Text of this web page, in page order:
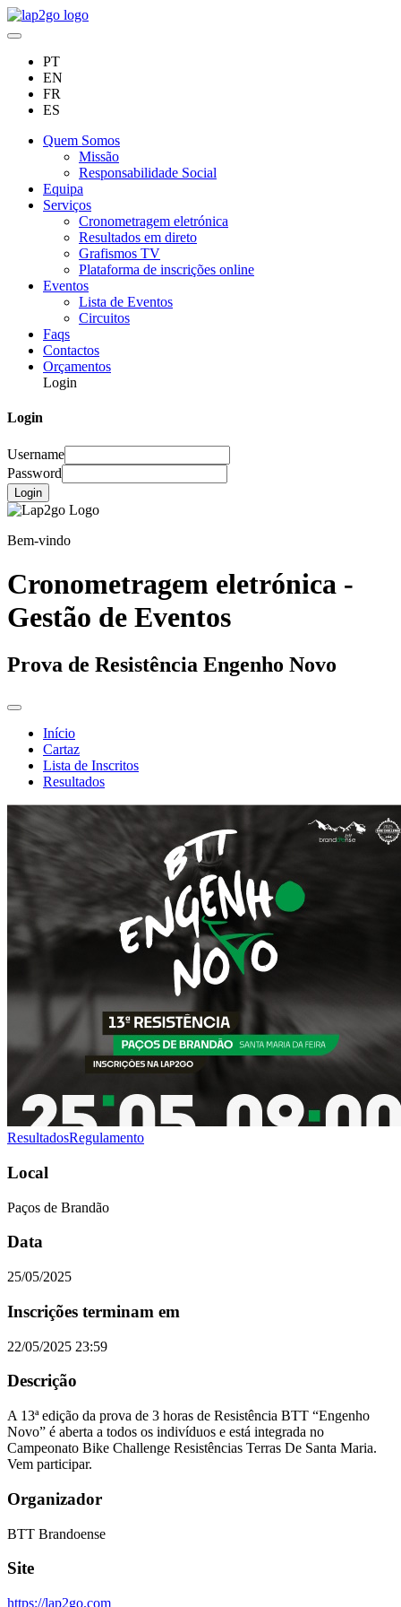
PT
EN
FR
ES
Quem Somos
Missão
Responsabilidade Social
Equipa
Serviços
Cronometragem eletrónica
Resultados em direto
Grafismos TV
Plataforma de inscrições online
Eventos
Lista de Eventos
Circuitos
Faqs
Contactos
Orçamentos
Login
Login
Username
Password
Login
Bem-vindo
Cronometragem eletrónica -
Gestão de Eventos
Prova de Resistência Engenho Novo
Início
Cartaz
Lista de Inscritos
Resultados
ResultadosRegulamento
Local
Paços de Brandão
Data
25/05/2025
Inscrições terminam em
22/05/2025 23:59
Descrição
A 13ª edição da prova de 3 horas de Resistência BTT “Engenho
Novo” é aberta a todos os indivíduos e está integrada no
Campeonato Bike Challenge Resistências Terras De Santa Maria.
Vem participar.
Organizador
BTT Brandoense
Site
https://lap2go.com